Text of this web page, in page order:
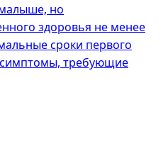
но
здоровья не менее
сроки первого
симптомы, требующие